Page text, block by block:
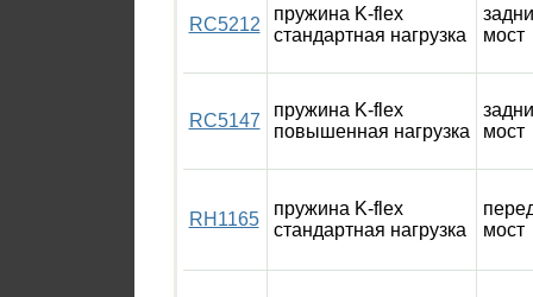
RC5212
пружина K-flex
стандартная нагрузка
мост
RC5147
пружина K-flex
повышенная нагрузка
мост
RH1165
пружина K-flex
стандартная нагрузка
мост